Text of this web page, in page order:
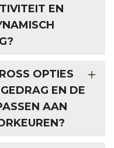
EN
OPTIES
EN DE
AAN